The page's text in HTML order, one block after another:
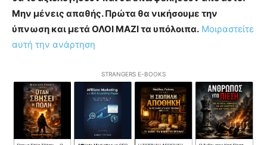
Μην μένεις απαθής. Πρώτα θα νικήσουμε την
ύπνωση και μετά ΟΛΟΙ ΜΑΖΙ τα υπόλοιπα. Μοιραστείτε
αυτή την ανάρτηση
STRANGERS E-BOOKS